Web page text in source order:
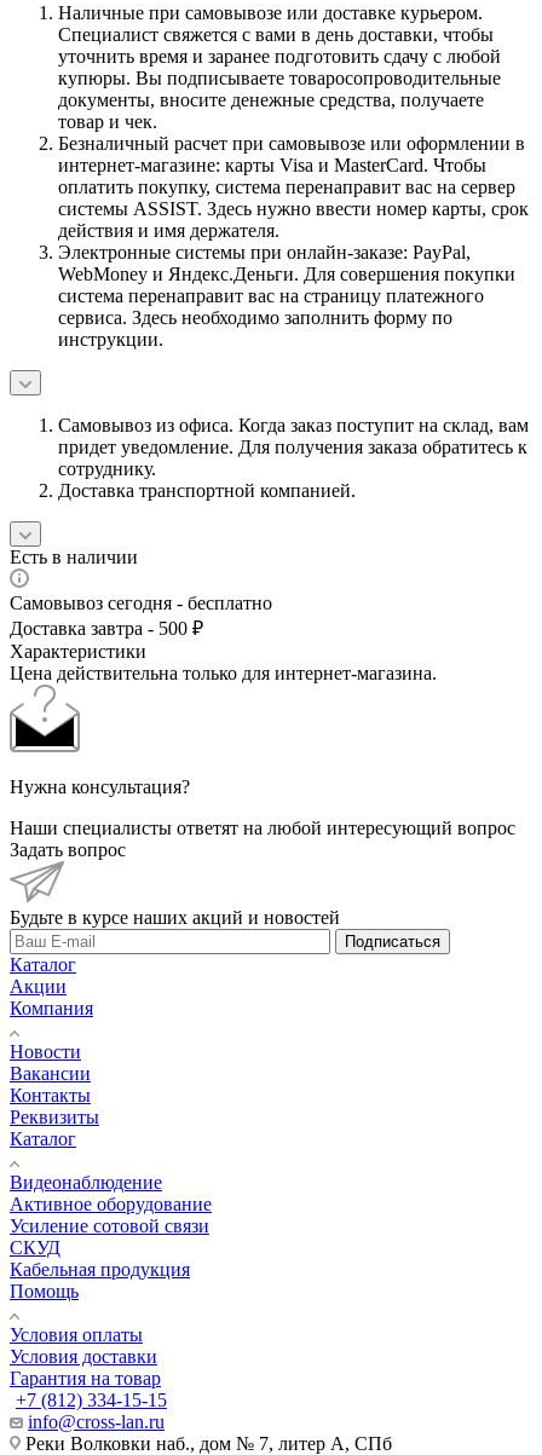
Наличные при самовывозе или доставке курьером.
Специалист свяжется с вами в день доставки, чтобы
уточнить время и заранее подготовить сдачу с любой
купюры. Вы подписываете товаросопроводительные
документы, вносите денежные средства, получаете
товар и чек.
Безналичный расчет при самовывозе или оформлении в
интернет-магазине: карты Visa и MasterCard. Чтобы
оплатить покупку, система перенаправит вас на сервер
системы ASSIST. Здесь нужно ввести номер карты, срок
действия и имя держателя.
Электронные системы при онлайн-заказе: PayPal,
WebMoney и Яндекс.Деньги. Для совершения покупки
система перенаправит вас на страницу платежного
сервиса. Здесь необходимо заполнить форму по
инструкции.
Самовывоз из офиса. Когда заказ поступит на склад, вам
придет уведомление. Для получения заказа обратитесь к
сотруднику.
Доставка транспортной компанией.
Есть в наличии
Самовывоз сегодня - бесплатно
Доставка завтра - 500 ₽
Характеристики
Цена действительна только для интернет-магазина.
Нужна консультация?
Наши специалисты ответят на любой интересующий вопрос
Задать вопрос
Будьте в курсе наших акций и новостей
Подписаться
Каталог
Акции
Компания
Новости
Вакансии
Контакты
Реквизиты
Каталог
Видеонаблюдение
Активное оборудование
Усиление сотовой связи
СКУД
Кабельная продукция
Помощь
Условия оплаты
Условия доставки
Гарантия на товар
+7 (812) 334-15-15
info@cross-lan.ru
Реки Волковки наб., дом № 7, литер А, СПб